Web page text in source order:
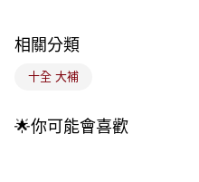
【注意事項】
1.本服務係由「台灣大哥大股份有
用戶於交易時，得透過本服務購買
2.基於同意付款使用「大哥付你分期
資料（包含姓名、電話或地址）提供
每筆NT$100，滿NT$899(含以上
付款後7-11取貨
宅配
相關分類
十全 大補
🌟你可能會喜歡